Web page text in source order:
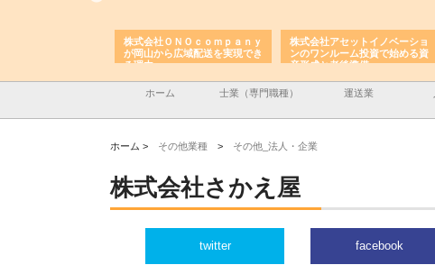
株式会社ＯＮＯｃｏｍｐａｎｙ
が岡山から広域配送を実現でき
る理由
株式会社アセットイノベーショ
ンのワンルーム投資で始める資
産形成と老後準備
ホーム 士業（専門職種） 運送業
ホーム > その他業種 > その他_法人・企業
株式会社さかえ屋
twitter facebook